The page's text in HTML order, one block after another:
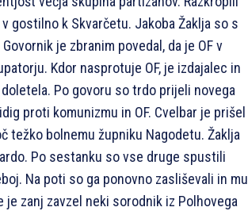
gostilno k Skvarčetu. Jakoba Žaklja so s
je zbranim povedal, da je OF v
Kdor nasprotuje OF, je izdajalec in
Po govoru so trdo prijeli novega
proti komunizmu in OF. Cvelbar je prišel
težko bolnemu župniku Nagodetu. Žaklja
Po sestanku so vse druge spustili
Na poti so ga ponovno zasliševali in mu
zanj zavzel neki sorodnik iz Polhovega